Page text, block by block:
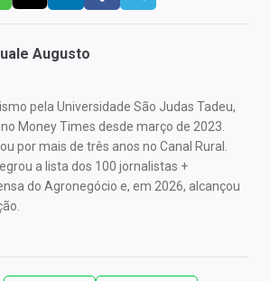
Augusto
pela Universidade São Judas Tadeu,
Money Times desde março de 2023.
por mais de três anos no Canal Rural.
a lista dos 100 jornalistas +
do Agronegócio e, em 2026, alcançou